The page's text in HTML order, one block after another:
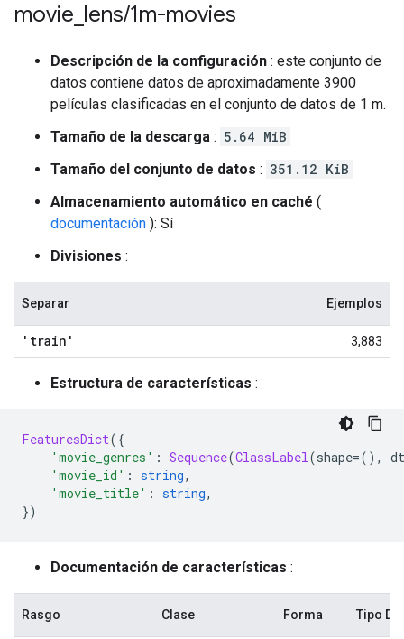
movie lens/1m-movies
Descripción de la configuración : este conjunto de
datos contiene datos de aproximadamente 3900
películas clasificadas en el conjunto de datos de 1 m.
Tamaño de la descarga : 5.64 MiB
Tamaño del conjunto de datos : 351.12 KiB
Almacenamiento automático en caché (
documentación ): Sí
Divisiones :
Separar Ejemplos
'train' 3,883
Estructura de características :
FeaturesDict({
'movie_genres' : Sequence(ClassLabel(shape=(),
'movie_id' : string,
'movie_title' : string,
})
Documentación de características :
Rasgo Clase Forma Tipo D